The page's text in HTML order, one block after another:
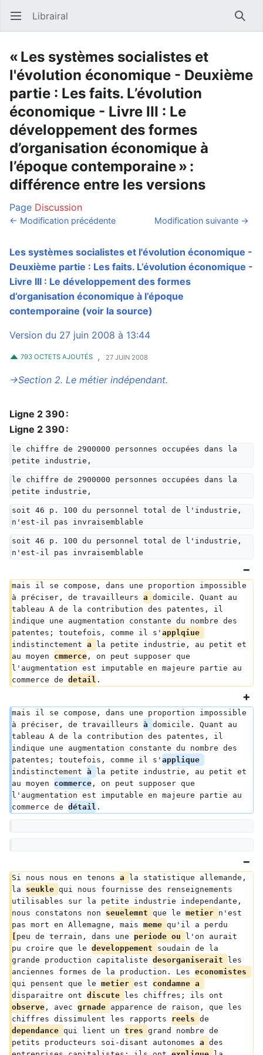
Ouvrir le menu principal Librairal
« Les systèmes socialistes et
l'évolution économique - Deuxième
partie : Les faits. L’évolution
économique - Livre III : Le
développement des formes
d’organisation économique à
l’époque contemporaine » :
différence entre les versions
Page Discussion
← Modification précédente Modification suivante →
Les systèmes socialistes et l'évolution économique -
Deuxième partie : Les faits. L’évolution économique -
Livre III : Le développement des formes
d’organisation économique à l’époque
contemporaine (voir la source)
Version du 27 juin 2008 à 13:44
793 OCTETS AJOUTÉS , 27 JUIN 2008
→‎Section 2. Le métier indépendant.
Ligne 2 390 :
Ligne 2 390 :
le chiffre de 2900000 personnes occupées dans la
petite industrie,
le chiffre de 2900000 personnes occupées dans la
petite industrie,
soit 46 p. 100 du personnel total de l'industrie,
n'est-il pas invraisemblable
soit 46 p. 100 du personnel total de l'industrie,
n'est-il pas invraisemblable
mais il se compose, dans une proportion impossible
à préciser, de travailleurs a domicile. Quant au
tableau A de la contribution des patentes, il
indique une augmentation constante du nombre des
patentes; toutefois, comme il s' applqiue
indistinctement a
la petite industrie, au petit et
au moyen cmmerce , on peut supposer que
l'augmentation est imputable en majeure partie au
commerce de detail .
mais il se compose, dans une proportion impossible
à préciser, de travailleurs à domicile. Quant au
tableau A de la contribution des patentes, il
indique une augmentation constante du nombre des
patentes; toutefois, comme il s' applique
indistinctement à
la petite industrie, au petit et
au moyen commerce , on peut supposer que
l'augmentation est imputable en majeure partie au
commerce de détail .
Si nous nous en tenons a
la statistique allemande,
la seukle qui nous fournisse des renseignements
utilisables sur la petite industrie independante,
nous constatons non seuelemnt que le metier n'est
pas mort en Allemagne, mais meme qu'il a perdu
peu de terrain, dans une periode ou
l'on aurait
pu croire que le developpement soudain de la
grande production capitaliste desorganiserait
les
anciennes formes de la production. Les economistes
qui pensent que le metier est condamne a
disparaitre ont discute
les chiffres; ils ont
observe , avec grnade apparence de raison, que les
chiffres dissimulent les rapports reels de
dependance qui lient un tres grand nombre de
petits producteurs soi-disant autonomes a des